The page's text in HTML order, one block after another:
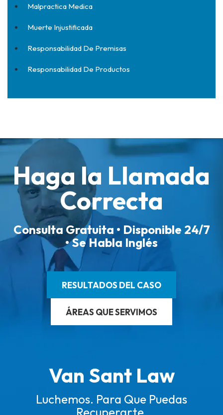
Malpractica Medica
Muerte Injustificada
Responsabilidad De Premisas
Responsabilidad De Productos
Haga la Llamada
Correcta
Consulta Gratuita • Disponible 24/7
• Se Habla Inglés
RESULTADOS DEL CASO
ÁREAS QUE SERVIMOS
Van Sant Law
Luchemos. Para Que Puedas
Recuperarte.